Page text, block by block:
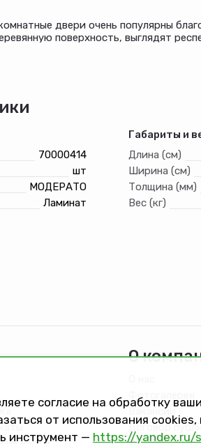
двери очень популярны
поверхность, выглядят
цену, такие двери по своим
70000414
шт
МОДЕРАТО
Ламинат
Габариты и
Длина (см)
Ширина (см)
Толщина (мм)
Вес (кг)
О
Фотогалерея
Вакансии
Договор
согласие на обработку
от использования
инструмент — https://